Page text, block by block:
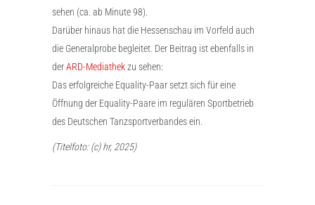
sehen (ca. ab Minute 98).
Darüber hinaus hat die Hessenschau im Vorfeld auch
die Generalprobe begleitet. Der Beitrag ist ebenfalls in
derARD-Mediathekzu sehen:
Das erfolgreiche Equality-Paar setzt sich für eine
Öffnung der Equality-Paare im regulären Sportbetrieb
des Deutschen Tanzsportverbandes ein.
(Titelfoto: (c) hr, 2025)